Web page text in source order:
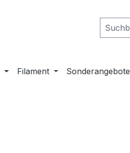
Filament Sonderangebote